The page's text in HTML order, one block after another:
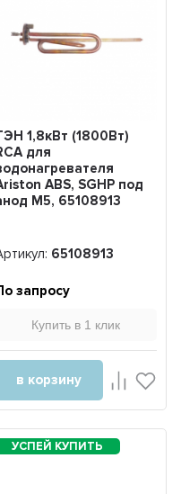
1,8кВт (1800Вт)
для
ABS, SGHP под
М5, 65108913
65108913
запросу
Купить в 1 клик
в корзину